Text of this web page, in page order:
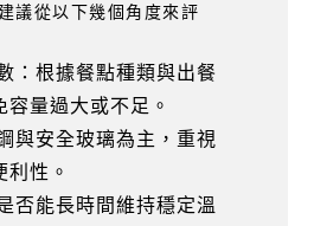
議從以下幾個角度來評
：根據餐點種類與出餐
容量過大或不足。
與安全玻璃為主，重視
利性。
否能長時間維持穩定溫